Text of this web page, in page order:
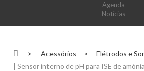
Agenda
Notícias
> Acessórios > Elétrodos e
| Sensor interno de pH para ISE de